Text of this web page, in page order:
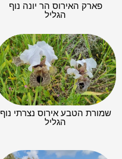
פארק האירוס הר יונה נוף
הגליל
שמורת הטבע אירוס נצרתי נוף
הגליל